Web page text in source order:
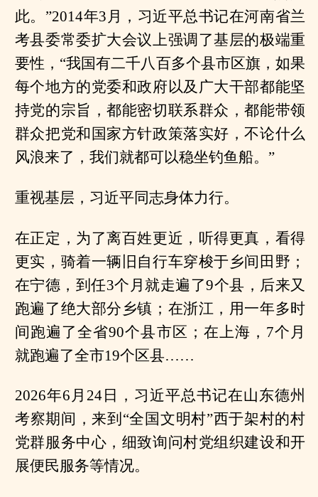
此。”2014年3月，习近平总书记在河南省兰
考县委常委扩大会议上强调了基层的极端重
要性，“我国有二千八百多个县市区旗，如果
每个地方的党委和政府以及广大干部都能坚
持党的宗旨，都能密切联系群众，都能带领
群众把党和国家方针政策落实好，不论什么
风浪来了，我们就都可以稳坐钓鱼船。”
重视基层，习近平同志身体力行。
在正定，为了离百姓更近，听得更真，看得
更实，骑着一辆旧自行车穿梭于乡间田野；
在宁德，到任3个月就走遍了9个县，后来又
跑遍了绝大部分乡镇；在浙江，用一年多时
间跑遍了全省90个县市区；在上海，7个月
就跑遍了全市19个区县……
2026年6月24日，习近平总书记在山东德州
考察期间，来到“全国文明村”西于架村的村
党群服务中心，细致询问村党组织建设和开
展便民服务等情况。